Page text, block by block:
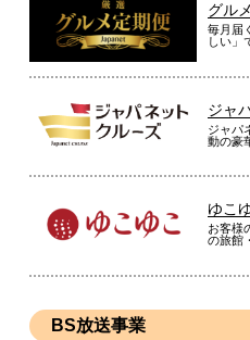
グル
毎月届
しい」
ジャ
ジャパ
動の豪
ゆこ
お客様
の旅館
BS放送事業